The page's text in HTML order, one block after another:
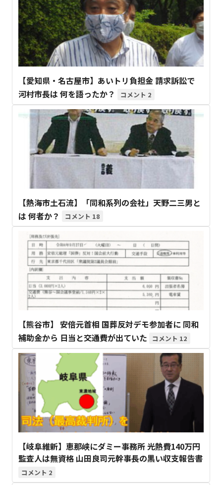
【愛知県・名古屋市】あいトリ負担金 請求訴訟で
河村市長は 何を語ったか？
2
【熱海市土石流】「同和系列の会社」天野二三男と
は 何者か？
18
【熊谷市】 安倍元首相 国葬反対デモ参加者に 同和
補助金から 日当と交通費が出ていた
12
【岐阜維新】恵那峡にダミー事務所 光熱費140万円
監査人は無資格 山田良司元幹事長の黒い収支報告書
2